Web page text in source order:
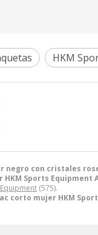
negro con cristales
Sports
(575).
corto mujer HKM
HKM